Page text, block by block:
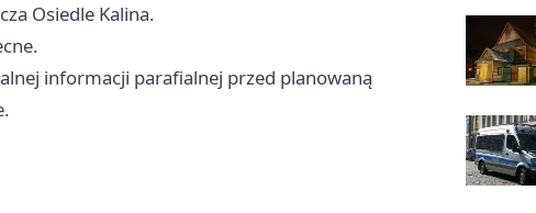
Osiedle Kalina.
informacji parafialnej przed planowaną